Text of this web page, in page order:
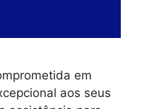
em
aos seus